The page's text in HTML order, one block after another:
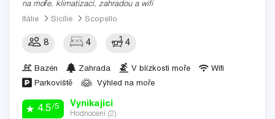
na moře, klimatizací, zahradou a wifi
Itálie
Sicílie Scopello
8 4 4
Bazén Zahrada V blízkosti moře
Wifi
Parkoviště
Výhled na moře
4.5/5 Vynikajici
Hodnocení (2)